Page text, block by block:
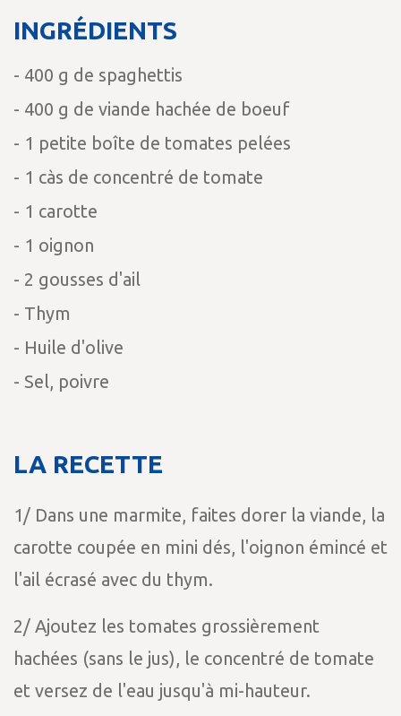
INGRÉDIENTS
- 400 g de spaghettis
- 400 g de viande hachée de boeuf
- 1 petite boîte de tomates pelées
- 1 càs de concentré de tomate
- 1 carotte
- 1 oignon
- 2 gousses d'ail
- Thym
- Huile d'olive
- Sel, poivre
LA RECETTE
1️/ Dans une marmite, faites dorer la viande, la
carotte coupée en mini dés, l'oignon émincé et
l'ail écrasé avec du thym.
2️/ Ajoutez les tomates grossièrement
hachées (sans le jus), le concentré de tomate
et versez de l'eau jusqu'à mi-hauteur.